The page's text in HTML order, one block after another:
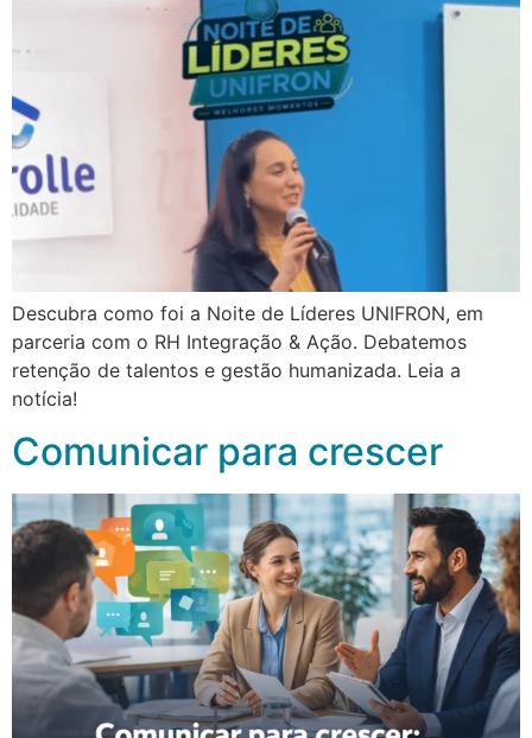
Descubra como foi a Noite de Líderes UNIFRON, em
parceria com o RH Integração & Ação. Debatemos
retenção de talentos e gestão humanizada. Leia a
notícia!
Comunicar para crescer